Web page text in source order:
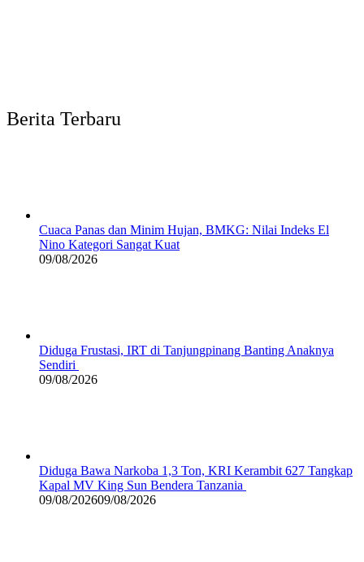
Berita Terbaru
Cuaca Panas dan Minim Hujan, BMKG: Nilai Indeks El
Nino Kategori Sangat Kuat
09/08/2026
Diduga Frustasi, IRT di Tanjungpinang Banting Anaknya
Sendiri
09/08/2026
Diduga Bawa Narkoba 1,3 Ton, KRI Kerambit 627 Tangkap
Kapal MV King Sun Bendera Tanzania
09/08/202609/08/2026